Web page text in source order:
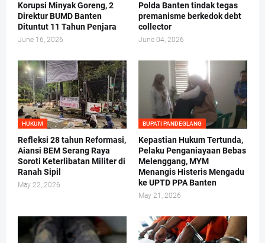
Korupsi Minyak Goreng, 2
Direktur BUMD Banten
Dituntut 11 Tahun Penjara
June 16, 2026
Polda Banten tindak tegas
premanisme berkedok debt
collector
June 04, 2026
HUKUM
Refleksi 28 tahun Reformasi,
Aiansi BEM Serang Raya
Soroti Keterlibatan Militer di
Ranah Sipil
May 22, 2026
BUPATI PANDEGLANG
Kepastian Hukum Tertunda,
Pelaku Penganiayaan Bebas
Melenggang, MYM
Menangis Histeris Mengadu
ke UPTD PPA Banten
May 21, 2026